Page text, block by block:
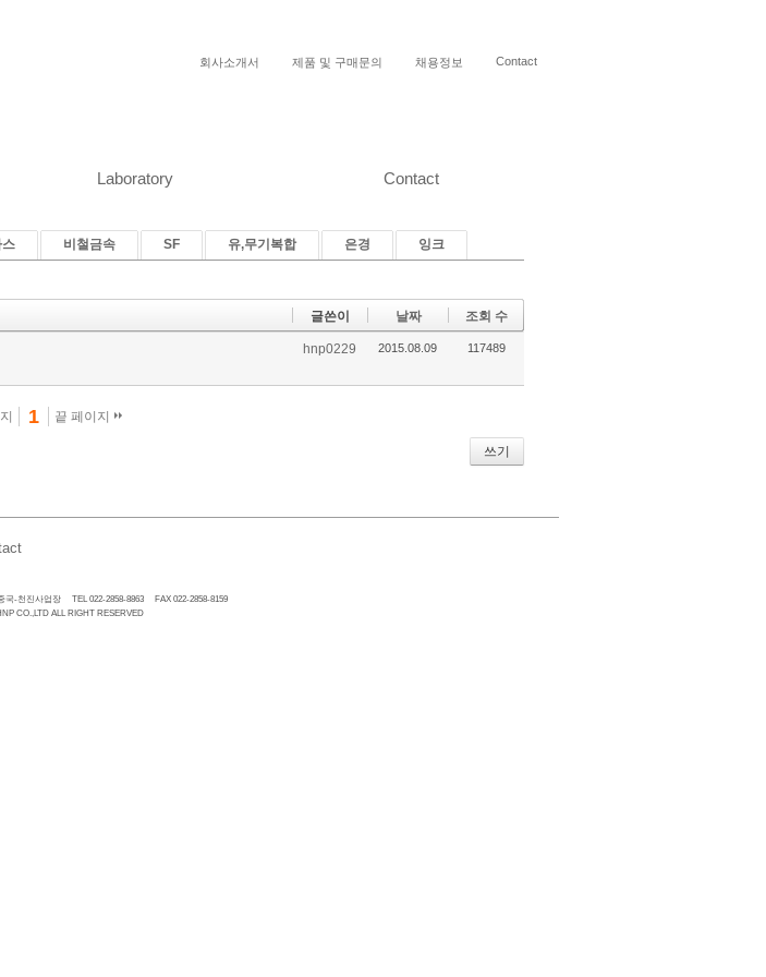
Contact
채용정보
제품 및 구매문의
회사소개서
Laboratory Contact
스 비철금속 SF 유,무기복합 은경 잉크
글쓴이 날짜 조회 수
hnp0229 2015.08.09 117489
1 끝 페이지
쓰기
-천진사업장 TEL 022-2858-8863 FAX 022-2858-8159
CO.,LTD ALL RIGHT RESERVED